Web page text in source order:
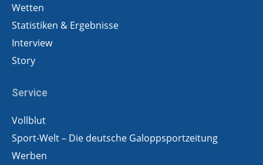
Wetten
Statistiken & Ergebnisse
Interview
Story
Service
Vollblut
Sport-Welt – Die deutsche Galoppsportzeitung
Werben